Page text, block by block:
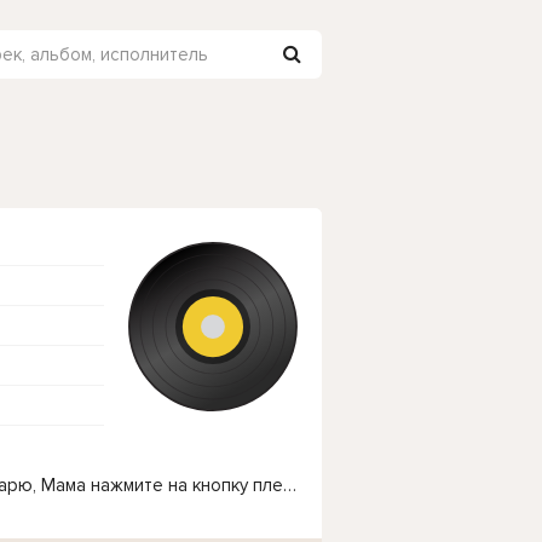
Чтобы прослушать онлайн песню EMIN - Благодарю, Мама нажмите на кнопку плей с светом зелений